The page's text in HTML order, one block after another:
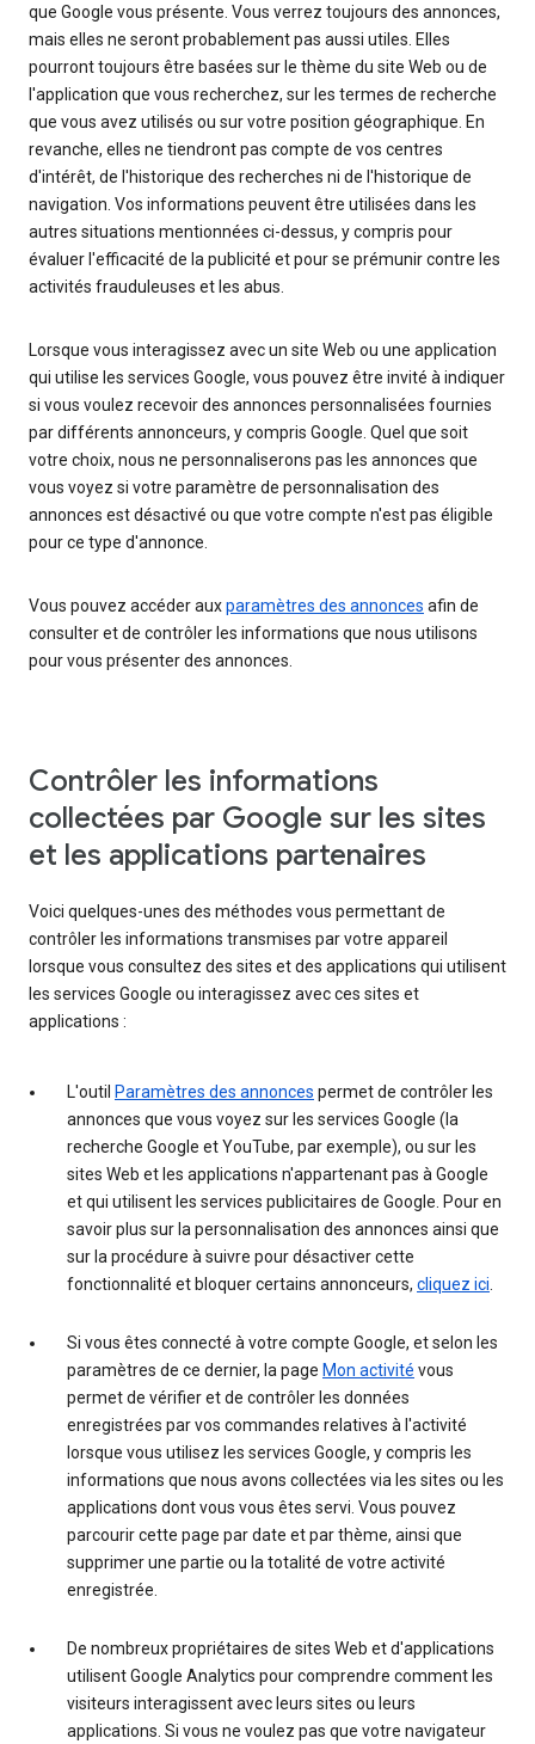
que Google vous présente. Vous verrez toujours des annonces,
mais elles ne seront probablement pas aussi utiles. Elles
pourront toujours être basées sur le thème du site Web ou de
l'application que vous recherchez, sur les termes de recherche
que vous avez utilisés ou sur votre position géographique. En
revanche, elles ne tiendront pas compte de vos centres
d'intérêt, de l'historique des recherches ni de l'historique de
navigation. Vos informations peuvent être utilisées dans les
autres situations mentionnées ci-dessus, y compris pour
évaluer l'efficacité de la publicité et pour se prémunir contre les
activités frauduleuses et les abus.
Lorsque vous interagissez avec un site Web ou une application
qui utilise les services Google, vous pouvez être invité à indiquer
si vous voulez recevoir des annonces personnalisées fournies
par différents annonceurs, y compris Google. Quel que soit
votre choix, nous ne personnaliserons pas les annonces que
vous voyez si votre paramètre de personnalisation des
annonces est désactivé ou que votre compte n'est pas éligible
pour ce type d'annonce.
Vous pouvez accéder auxparamètres des annonces afin de
consulter et de contrôler les informations que nous utilisons
pour vous présenter des annonces.
Contrôler les informations
collectées par Google sur les sites
et les applications partenaires
Voici quelques-unes des méthodes vous permettant de
contrôler les informations transmises par votre appareil
lorsque vous consultez des sites et des applications qui utilisent
les services Google ou interagissez avec ces sites et
applications :
L'outil Paramètres des annonces permet de contrôler les
annonces que vous voyez sur les services Google (la
recherche Google et YouTube, par exemple), ou sur les
sites Web et les applications n'appartenant pas à Google
et qui utilisent les services publicitaires de Google. Pour en
savoir plus sur la personnalisation des annonces ainsi que
sur la procédure à suivre pour désactiver cette
fonctionnalité et bloquer certains annonceurs, cliquez ici.
Si vous êtes connecté à votre compte Google, et selon les
paramètres de ce dernier, la page Mon activité vous
permet de vérifier et de contrôler les données
enregistrées par vos commandes relatives à l'activité
lorsque vous utilisez les services Google, y compris les
informations que nous avons collectées via les sites ou les
applications dont vous vous êtes servi. Vous pouvez
parcourir cette page par date et par thème, ainsi que
supprimer une partie ou la totalité de votre activité
enregistrée.
De nombreux propriétaires de sites Web et d'applications
utilisent Google Analytics pour comprendre comment les
visiteurs interagissent avec leurs sites ou leurs
applications. Si vous ne voulez pas que votre navigateur